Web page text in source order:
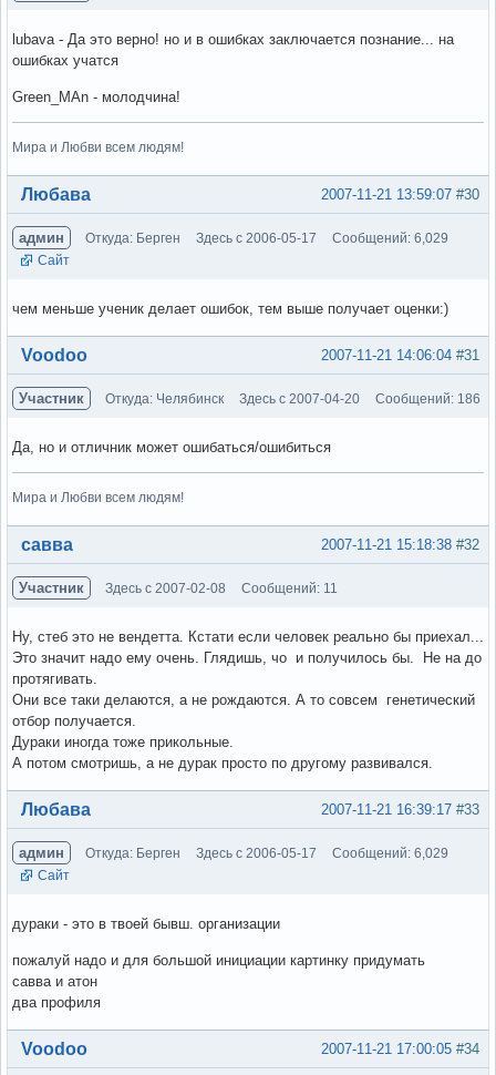
lubava - Да это верно! но и в ошибках заключается познание... на
ошибках учатся
Green_MAn - молодчина!
Мира и Любви всем людям!
Вне форума #30
2007-11-21 13:59:07
Любава
админ Откуда: Берген Здесь с 2006-05-17
Сообщений: 6,029
Сайт
чем меньше ученик делает ошибок, тем выше получает оценки:)
Вне форума #31
2007-11-21 14:06:04
Voodoo
Участник Откуда: Челябинск Здесь с 2007-04-20 Сообщений: 186
Да, но и отличник может ошибаться/ошибиться
Мира и Любви всем людям!
Вне форума #32
2007-11-21 15:18:38
савва
Участник Здесь с 2007-02-08 Сообщений: 11
Ну, стеб это не вендетта. Кстати если человек реально бы приехал...
Это значит надо ему очень. Глядишь, чо и получилось бы. Не на до
протягивать.
Они все таки делаются, а не рождаются. А то совсем генетический
отбор получается.
Дураки иногда тоже прикольные.
А потом смотришь, а не дурак просто по другому развивался.
Вне форума #33
2007-11-21 16:39:17
Любава
админ Откуда: Берген Здесь с 2006-05-17
Сообщений: 6,029
Сайт
дураки - это в твоей бывш. организации
пожалуй надо и для большой инициации картинку придумать
савва и атон
два профиля
Вне форума #34
2007-11-21 17:00:05
Voodoo